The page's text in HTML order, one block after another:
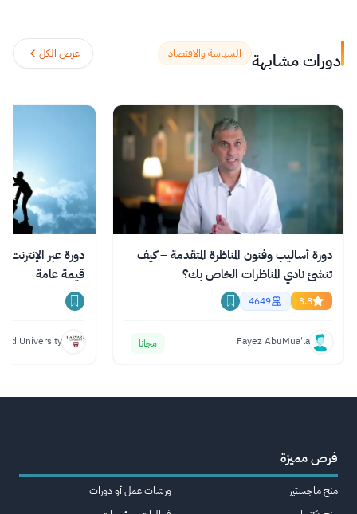
يساعدك على اكتشافات جديدة وتشكيل أفكار
جديدة.اقرأ المزيد. دورات مشابهة السياسة والاقتصاد عرض الكل
دورة أساليب وفنون المناظرة المتقدمة – كيف
تنشئ نادي المناظرات الخاص بك؟
3.8
4649
Fayez AbuMua'la مجانا
دورة عبر الإنترنت
قيمة عامة
University
فرص مميزة
منح ماجستير
ورشات عمل أو دورات